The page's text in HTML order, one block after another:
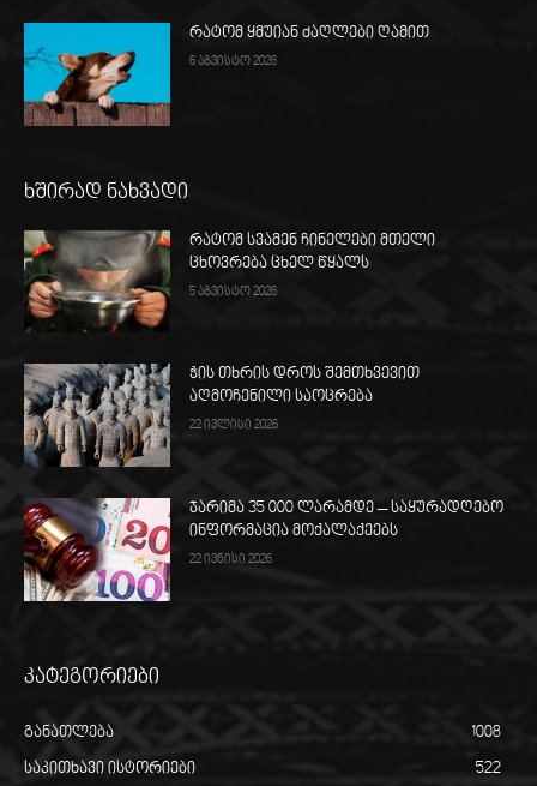
რატომ ყმუიან ძაღლები ღამით
6 აგვისტო 2026
ხშირად ნახვადი
რატომ სვამენ ჩინელები მთელი
ცხოვრება ცხელ წყალს
5 აგვისტო 2026
ჭის თხრის დროს შემთხვევით
აღმოჩენილი საოცრება
22 ივლისი 2026
ჯარიმა 35 000 ლარამდე – საყურადღებო
ინფორმაცია მოქალაქეებს
22 ივნისი 2026
კატეგორიები
განათლება 1008
საკითხავი ისტორიები 522